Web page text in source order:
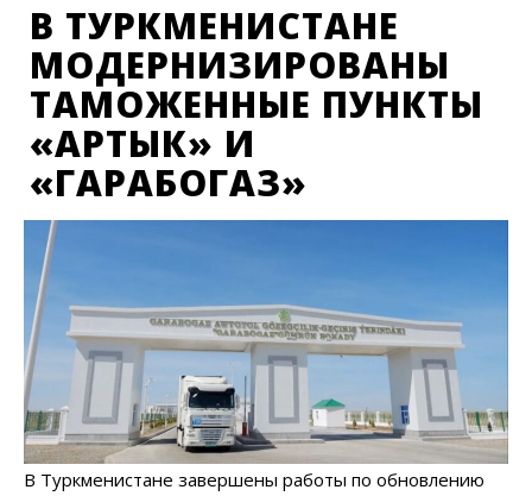
В ТУРКМЕНИСТАНЕ
МОДЕРНИЗИРОВАНЫ
ТАМОЖЕННЫЕ ПУНКТЫ
«АРТЫК» И
«ГАРАБОГАЗ»
В Туркменистане завершены работы по обновлению